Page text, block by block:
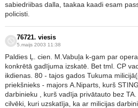
sabiedriibas dalla, taakaa kaadi esam
policisti.
76721. viesis
5.maijs 2003 11:38
Paldies Ļ. cien. M.Vabuļa k-gam par
konkrētā gadījuma izskatē. Bet tml. CP vadībai būtu jārīkojas
ikdienas. 80 - tajos gados Tukuma milicijā(policijā) bija stingrs
priekšnieks - majors A.Niparts, kurš STINGRI sodīja katru
darbinieku , kurš vadīja privātauto bez TA. Arī tajos laikos BIJA
cilvēki, kuri uzskatīja, ka ar milicijas